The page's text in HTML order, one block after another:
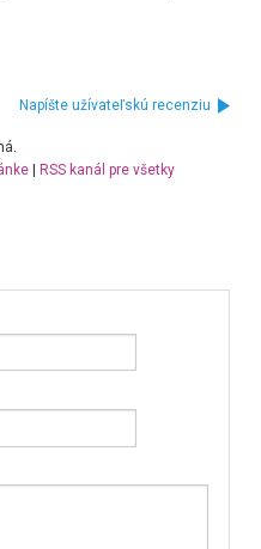
Napíšte užívateľskú recenziu
| RSS kanál pre všetky